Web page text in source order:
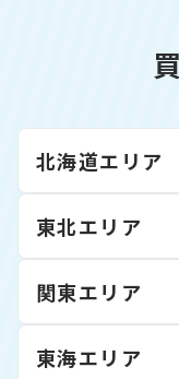
北海道エリア
東北エリア
関東エリア
東海エリア